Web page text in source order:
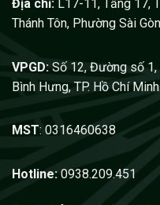
Địa chỉ: L17-11, Tầng 17,
Thánh Tôn, Phường Sài
VPGD: Số 12, Đường số 1,
Bình Hưng, TP. Hồ Chí Minh.
MST: 0316460638
Hotline: 0938.209.451